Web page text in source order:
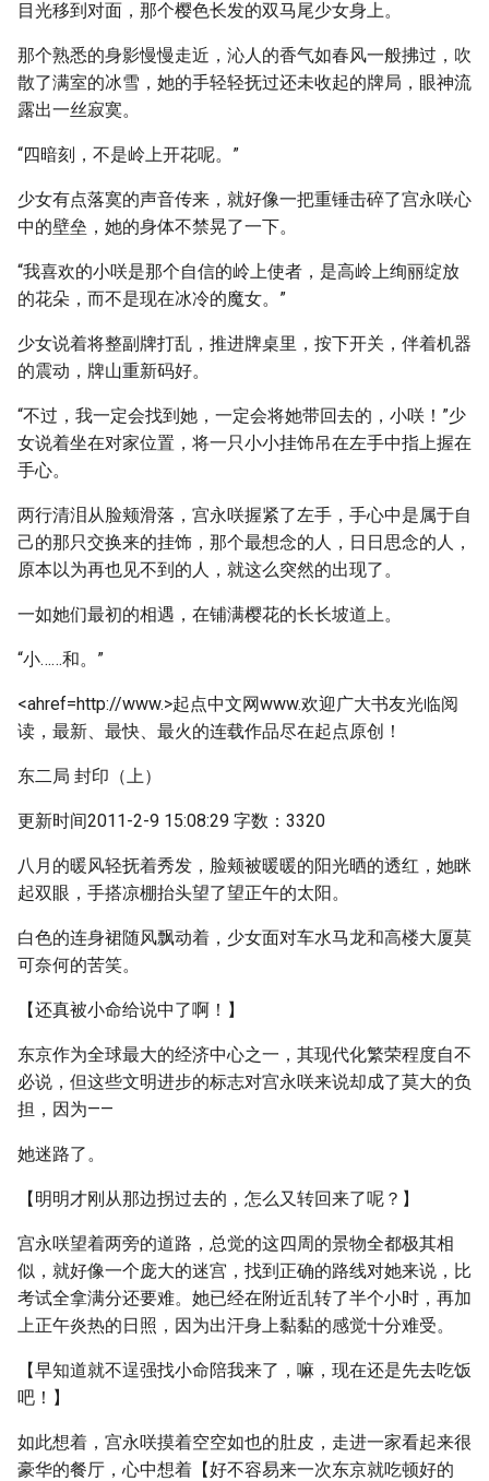
目光移到对面，那个樱色长发的双马尾少女身上。
那个熟悉的身影慢慢走近，沁人的香气如春风一般拂过，吹
散了满室的冰雪，她的手轻轻抚过还未收起的牌局，眼神流
露出一丝寂寞。
“四暗刻，不是岭上开花呢。”
少女有点落寞的声音传来，就好像一把重锤击碎了宫永咲心
中的壁垒，她的身体不禁晃了一下。
“我喜欢的小咲是那个自信的岭上使者，是高岭上绚丽绽放
的花朵，而不是现在冰冷的魔女。”
少女说着将整副牌打乱，推进牌桌里，按下开关，伴着机器
的震动，牌山重新码好。
“不过，我一定会找到她，一定会将她带回去的，小咲！”少
女说着坐在对家位置，将一只小小挂饰吊在左手中指上握在
手心。
两行清泪从脸颊滑落，宫永咲握紧了左手，手心中是属于自
己的那只交换来的挂饰，那个最想念的人，日日思念的人，
原本以为再也见不到的人，就这么突然的出现了。
一如她们最初的相遇，在铺满樱花的长长坡道上。
“小……和。”
<ahref=http://www.>起点中文网www.欢迎广大书友光临阅
读，最新、最快、最火的连载作品尽在起点原创！
东二局 封印（上）
更新时间2011-2-9 15:08:29 字数：3320
八月的暖风轻抚着秀发，脸颊被暖暖的阳光晒的透红，她眯
起双眼，手搭凉棚抬头望了望正午的太阳。
白色的连身裙随风飘动着，少女面对车水马龙和高楼大厦莫
可奈何的苦笑。
【还真被小命给说中了啊！】
东京作为全球最大的经济中心之一，其现代化繁荣程度自不
必说，但这些文明进步的标志对宫永咲来说却成了莫大的负
担，因为——
她迷路了。
【明明才刚从那边拐过去的，怎么又转回来了呢？】
宫永咲望着两旁的道路，总觉的这四周的景物全都极其相
似，就好像一个庞大的迷宫，找到正确的路线对她来说，比
考试全拿满分还要难。她已经在附近乱转了半个小时，再加
上正午炎热的日照，因为出汗身上黏黏的感觉十分难受。
【早知道就不逞强找小命陪我来了，嘛，现在还是先去吃饭
吧！】
如此想着，宫永咲摸着空空如也的肚皮，走进一家看起来很
豪华的餐厅，心中想着【好不容易来一次东京就吃顿好的